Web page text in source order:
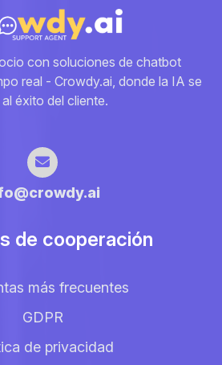
con soluciones de chatbot
real - Crowdy.ai, donde la IA se
éxito del cliente.
de cooperación
más frecuentes
GDPR
de privacidad